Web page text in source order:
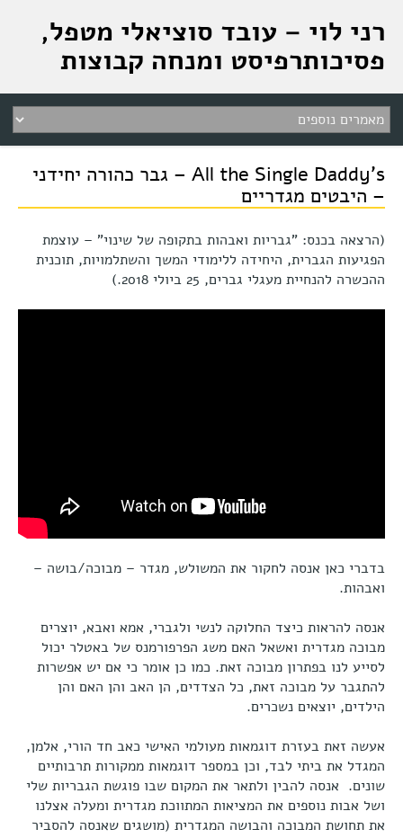
רני לוי – עובד סוציאלי מטפל,
פסיכותרפיסט ומנחה קבוצות
All the Single Daddy's – גבר כהורה יחידני
– היבטים מגדריים
(הרצאה בכנס: "גבריות ואבהות בתקופה של שינוי" – עוצמת
הפגיעות הגברית, היחידה ללימודי המשך והשתלמויות, תוכנית
ההכשרה להנחיית מעגלי גברים, 25 ביולי 2018.)
בדברי כאן אנסה לחקור את המשולש, מגדר – מבוכה/בושה –
ואבהות.
אנסה להראות כיצד החלוקה לנשי ולגברי, אמא ואבא, יוצרים
מבוכה מגדרית ואשאל האם משג הפרפורמנס של באטלר יכול
לסייע לנו בפתרון מבוכה זאת. כמו כן אומר כי אם יש אפשרות
להתגבר על מבוכה זאת, כל הצדדים, הן האב והן האם והן
הילדים, יוצאים נשכרים.
אעשה זאת בעזרת דוגמאות מעולמי האישי כאב חד הורי, אלמן,
המגדל את ביתי לבד, וכן במספר דוגמאות ממקורות תרבותיים
שונים. אנסה להבין ולתאר את המקום שבו פוגשת הגבריות שלי
ושל אבות נוספים את המציאות המתווכת מגדרית ומעלה אצלנו
את תחושת המבוכה והבושה המגדרית (מושגים שאנסה להסביר